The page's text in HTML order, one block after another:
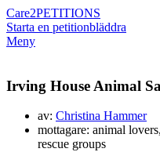
Care2PETITIONS
Starta en petitionbläddra
Meny
Irving House Animal
av: Christina Hammer
mottagare: animal
rescue groups